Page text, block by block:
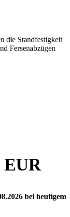
die Standfestigkeit
Fersenabzügen
EUR
bei heutigem